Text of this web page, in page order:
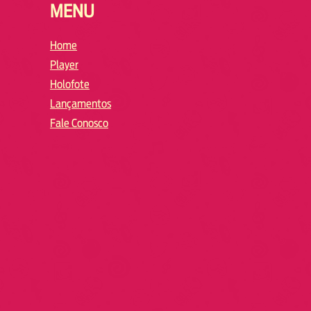
MENU
Home
Player
Holofote
Lançamentos
Fale Conosco